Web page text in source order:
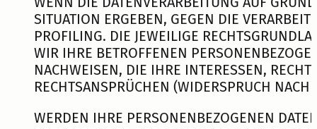
SITUATION ERGEBEN, GEGEN DIE
PROFILING. DIE JEWEILIGE
WIR IHRE BETROFFENEN
NACHWEISEN, DIE IHRE INTERESSEN,
RECHTSANSPRÜCHEN (WIDERSPRUCH NACH
WERDEN IHRE PERSONENBEZOGENEN